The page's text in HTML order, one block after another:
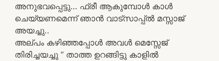
അനുഭവപ്പെട്ടു… ഫ്രീ ആകുമ്പോൾ കാൾ
ചെയ്യണമെന്ന് ഞാൻ വാട്സാപ്പ്ൽ മസ്സാജ്
അയച്ചു..
അല്പം കഴിഞ്ഞപ്പോൾ അവൾ മെസ്സേജ്
തിരിച്ചയച്ചു ” താത്ത ഉറങ്ങിട്ടു കാളിൽ